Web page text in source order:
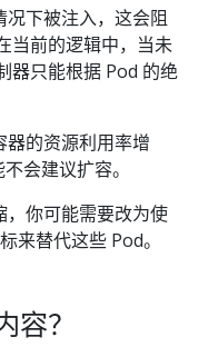
下被注入，这会阻
当前的逻辑中，当未
器只能根据 Pod 的绝
的资源利用率增
会建议扩容。
，你可能需要改为使
来替代这些 Pod。
容？